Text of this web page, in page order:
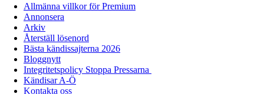
Allmänna villkor för Premium
Annonsera
Arkiv
Återställ lösenord
Bästa kändissajterna 2026
Bloggnytt
Integritetspolicy Stoppa Pressarna
Kändisar A-Ö
Kontakta oss